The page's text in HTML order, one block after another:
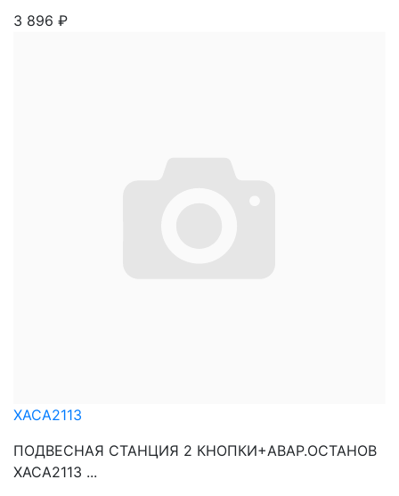
3 896 ₽
XACA2113
ПОДВЕСНАЯ СТАНЦИЯ 2 КНОПКИ+АВАР.ОСТАНОВ
XACA2113 ...